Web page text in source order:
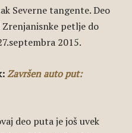
Severne tangente. Deo
petlje do
2015.
Završen auto put:
deo puta je još uvek